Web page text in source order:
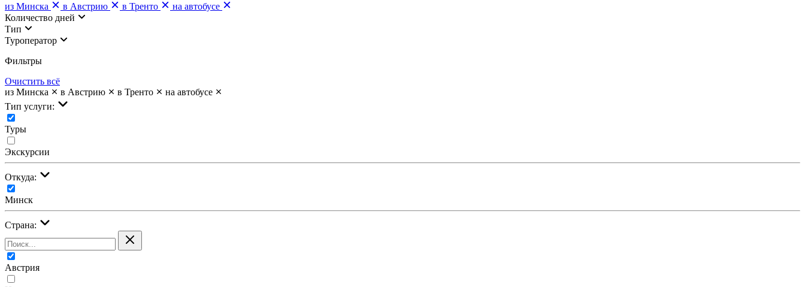
из Минска
в Австрию в Тренто
на автобусе
Количество дней
Тип
Туроператор
Фильтры
Очистить всё
из Минска
в Австрию в Тренто
на автобусе
Тип услуги:
Туры
Экскурсии
Откуда:
Минск
Страна:
Австрия